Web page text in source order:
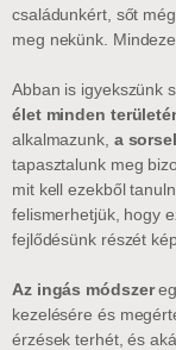
családunkért, sőt
meg nekünk.
Abban is igyekszünk
élet minden
alkalmazunk, a
tapasztalunk meg
mit kell ezekből
felismerhetjük, hogy
fejlődésünk részét
Az ingás módszer
kezelésére és
érzések terhét, és